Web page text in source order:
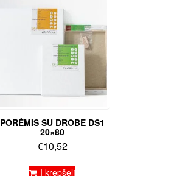
PORĖMIS SU DROBE DS1
20×80
€10,52
Į krepšelį